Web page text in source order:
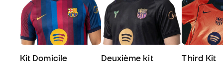
Kit Domicile Deuxième kit Third Kit